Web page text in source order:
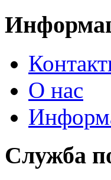
О нас
Служба